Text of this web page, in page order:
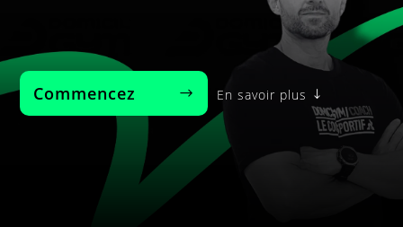
Commencez‎ ‎ ‎ ‎ ‎ ‎ ‎ ‎ En savoir plus